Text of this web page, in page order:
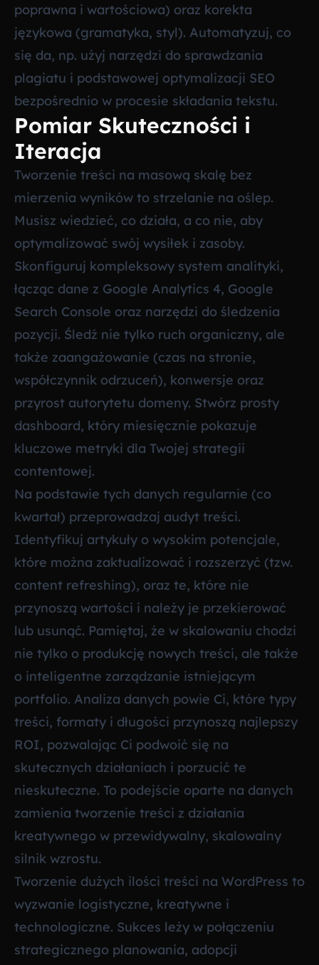
poprawna i wartościowa) oraz korekta
językowa (gramatyka, styl). Automatyzuj, co
się da, np. użyj narzędzi do sprawdzania
plagiatu i podstawowej optymalizacji SEO
bezpośrednio w procesie składania tekstu.
Pomiar Skuteczności i
Iteracja
Tworzenie treści na masową skalę bez
mierzenia wyników to strzelanie na oślep.
Musisz wiedzieć, co działa, a co nie, aby
optymalizować swój wysiłek i zasoby.
Skonfiguruj kompleksowy system analityki,
łącząc dane z Google Analytics 4, Google
Search Console oraz narzędzi do śledzenia
pozycji. Śledź nie tylko ruch organiczny, ale
także zaangażowanie (czas na stronie,
współczynnik odrzuceń), konwersje oraz
przyrost autorytetu domeny. Stwórz prosty
dashboard, który miesięcznie pokazuje
kluczowe metryki dla Twojej strategii
contentowej.
Na podstawie tych danych regularnie (co
kwartał) przeprowadzaj audyt treści.
Identyfikuj artykuły o wysokim potencjale,
które można zaktualizować i rozszerzyć (tzw.
content refreshing), oraz te, które nie
przynoszą wartości i należy je przekierować
lub usunąć. Pamiętaj, że w skalowaniu chodzi
nie tylko o produkcję nowych treści, ale także
o inteligentne zarządzanie istniejącym
portfolio. Analiza danych powie Ci, które typy
treści, formaty i długości przynoszą najlepszy
ROI, pozwalając Ci podwoić się na
skutecznych działaniach i porzucić te
nieskuteczne. To podejście oparte na danych
zamienia tworzenie treści z działania
kreatywnego w przewidywalny, skalowalny
silnik wzrostu.
Tworzenie dużych ilości treści na WordPress to
wyzwanie logistyczne, kreatywne i
technologiczne. Sukces leży w połączeniu
strategicznego planowania, adopcji